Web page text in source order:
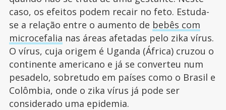
caso, os efeitos podem recair no feto. Estuda-
se a relação entre o aumento de bebês com
microcefalia nas áreas afetadas pelo zika vírus.
O vírus, cuja origem é Uganda (África) cruzou o
continente americano e já se converteu num
pesadelo, sobretudo em países como o Brasil e
Colômbia, onde o zika vírus já pode ser
considerado uma epidemia.